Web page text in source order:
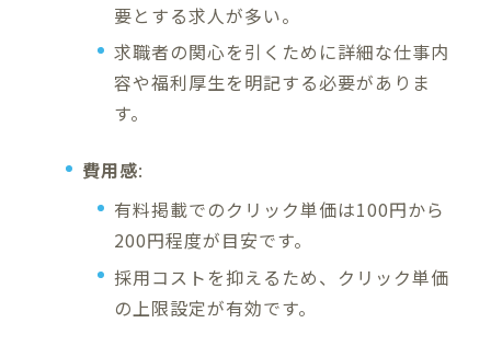
要とする求人が多い。
求職者の関心を引くために詳細な仕事内
容や福利厚生を明記する必要がありま
す。
費用感:
有料掲載でのクリック単価は100円から
200円程度が目安です。
採用コストを抑えるため、クリック単価
の上限設定が有効です。